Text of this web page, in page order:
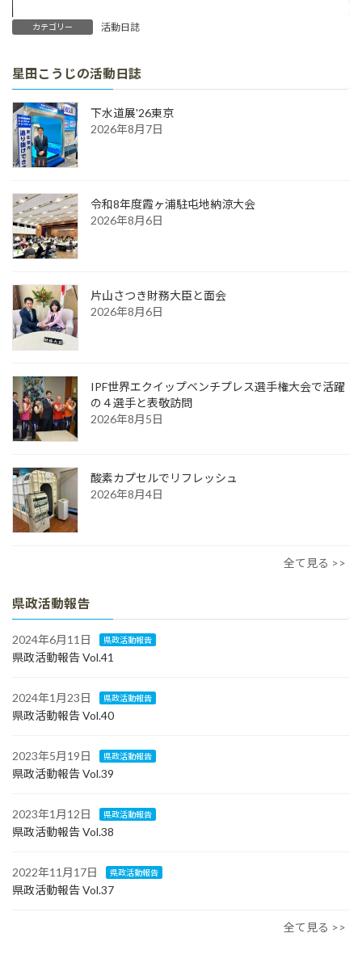
カテゴリー 活動日誌
星田こうじの活動日誌
下水道展'26東京
2026年8月7日
令和8年度霞ヶ浦駐屯地納涼大会
2026年8月6日
片山さつき財務大臣と面会
2026年8月6日
IPF世界エクイップベンチプレス選手権大会で活躍
の４選手と表敬訪問
2026年8月5日
酸素カプセルでリフレッシュ
2026年8月4日
全て見る >>
県政活動報告
2024年6月11日 県政活動報告
県政活動報告 Vol.41
2024年1月23日 県政活動報告
県政活動報告 Vol.40
2023年5月19日 県政活動報告
県政活動報告 Vol.39
2023年1月12日 県政活動報告
県政活動報告 Vol.38
2022年11月17日 県政活動報告
県政活動報告 Vol.37
全て見る >>